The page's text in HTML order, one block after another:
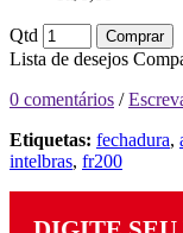
Qtd Comprar
Lista de desejos
0 comentários /
Etiquetas: fechadura,
intelbras, fr200